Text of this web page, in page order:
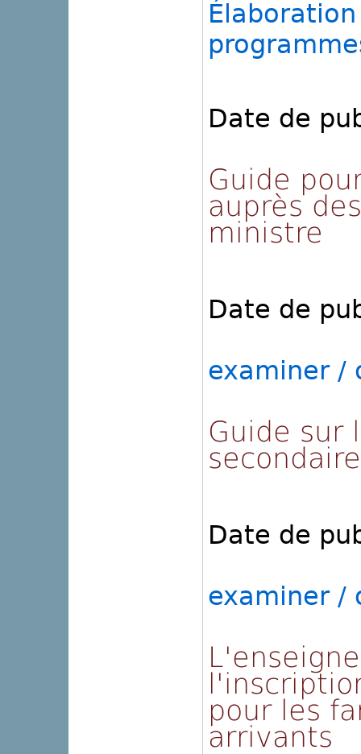
Date de
Guide
auprès
ministre
Date de
examiner /
Guide sur
Date de
examiner /
pour les
arrivants